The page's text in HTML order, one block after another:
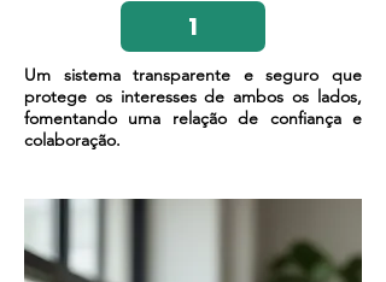
1
​Um sistema transparente e seguro que
protege os interesses de ambos os lados,
fomentando uma relação de confiança e
colaboração.